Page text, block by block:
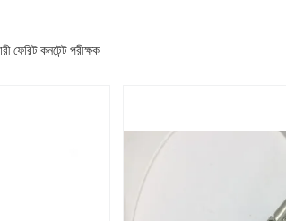
ফেরিট কনটেন্ট পরীক্ষক